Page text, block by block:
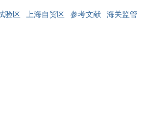
验区 上海自贸区 参考文献 海关监管